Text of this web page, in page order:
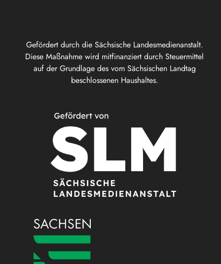
Gefördert durch die Sächsische Landesmedienanstalt.
Diese Maßnahme wird mitfinanziert durch Steuermittel
auf der Grundlage des vom Sächsischen Landtag
beschlossenen Haushaltes.